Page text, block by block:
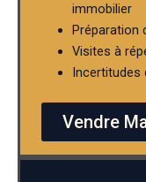
immobilier
Préparation
Visites à
Incertitudes
Vendre